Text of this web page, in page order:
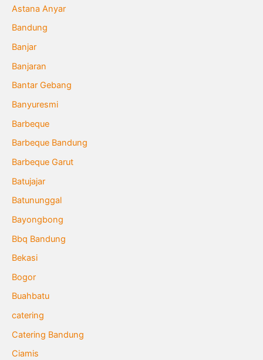
Astana Anyar
Bandung
Banjar
Banjaran
Bantar Gebang
Banyuresmi
Barbeque
Barbeque Bandung
Barbeque Garut
Batujajar
Batununggal
Bayongbong
Bbq Bandung
Bekasi
Bogor
Buahbatu
catering
Catering Bandung
Ciamis